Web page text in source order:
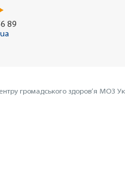
89
громадського здоров’я МОЗ